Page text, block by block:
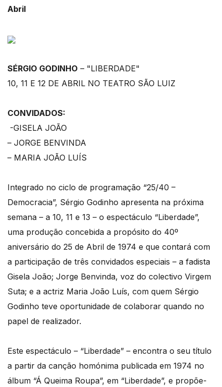
Abril
SÉRGIO GODINHO – "LIBERDADE"
10, 11 E 12 DE ABRIL NO TEATRO SÃO LUIZ
CONVIDADOS:
-GISELA JOÃO
– JORGE BENVINDA
– MARIA JOÃO LUÍS
Integrado no ciclo de programação “25/40 –
Democracia”, Sérgio Godinho apresenta na próxima
semana – a 10, 11 e 13 – o espectáculo “Liberdade”,
uma produção concebida a propósito do 40º
aniversário do 25 de Abril de 1974 e que contará com
a participação de três convidados especiais – a fadista
Gisela João; Jorge Benvinda, voz do colectivo Virgem
Suta; e a actriz Maria João Luís, com quem Sérgio
Godinho teve oportunidade de colaborar quando no
papel de realizador.
Este espectáculo – “Liberdade” – encontra o seu título
a partir da canção homónima publicada em 1974 no
álbum “Á Queima Roupa”, em “Liberdade”, e propõe-